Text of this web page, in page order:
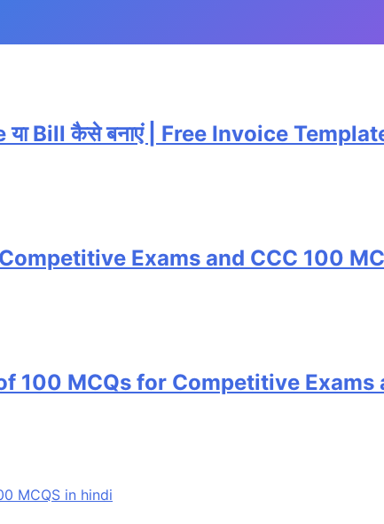
Bill कैसे बनाएं | Free Invoice
Exams and CCC 100
100 MCQs for Competitive